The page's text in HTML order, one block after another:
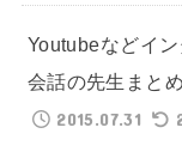
Youtubeなどイ
会話の先生まとめ
2015.07.31